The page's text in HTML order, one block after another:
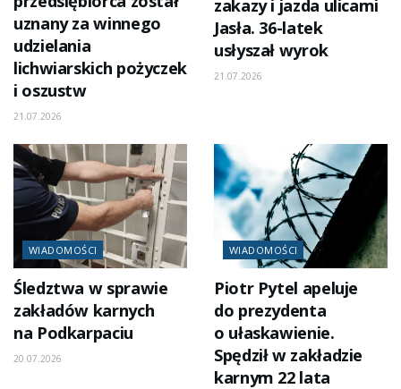
uznany za winnego
udzielania
lichwiarskich pożyczek
i oszustw
21.07.2026
zakazy i jazda ulicami
Jasła. 36-latek
usłyszał wyrok
21.07.2026
WIADOMOŚCI
Śledztwa w sprawie
zakładów karnych
na Podkarpaciu
20.07.2026
WIADOMOŚCI
Piotr Pytel apeluje
do prezydenta
o ułaskawienie.
Spędził w zakładzie
karnym 22 lata